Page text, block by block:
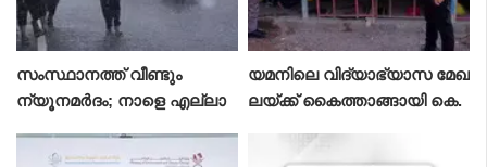
സംസ്ഥാനത്ത് വീണ്ടും
ന്യൂനമർദം; നാളെ എല്ലാ
ഏഴിടത്ത് ഓറഞ്ച് അലർട്ട്
യമനിലെ വിദ്യാഭ്യാസ മേഖ
ലയ്ക്ക് കൈത്താങ്ങായി കെ.